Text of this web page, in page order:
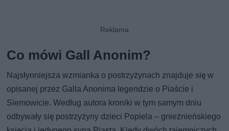
Co mówi Gall Anonim?
Najsłynniejsza wzmianka o postrzyżynach znajduje się w
opisanej przez Galla Anonima legendzie o Piaście i
Siemowicie. Według autora kroniki w tym samym dniu
odbywały się postrzyżyny dzieci Popiela – gnieźnieńskiego